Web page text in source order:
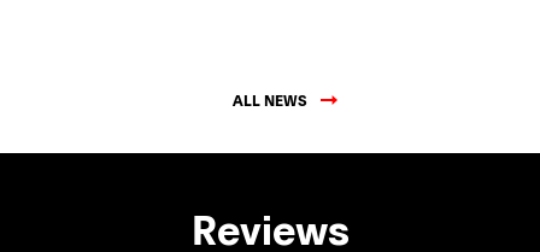
ALL NEWS
Reviews